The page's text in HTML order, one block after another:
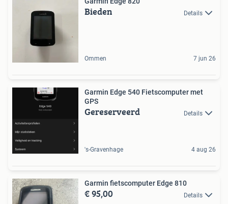
Bieden Details
Ommen 7 jun 26
Garmin Edge 540 Fietscomputer met
GPS
Gereserveerd Details
's-Gravenhage 4 aug 26
Garmin fietscomputer Edge 810
€ 95,00 Details